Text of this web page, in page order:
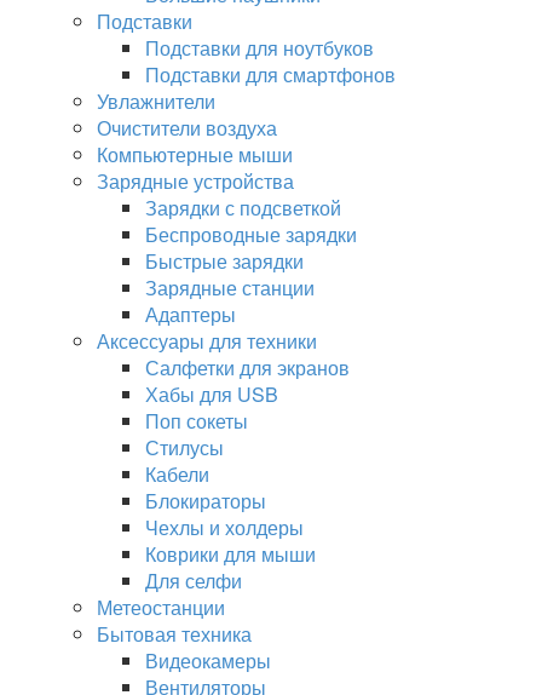
Подставки
Подставки для ноутбуков
Подставки для смартфонов
Увлажнители
Очистители воздуха
Компьютерные мыши
Зарядные устройства
Зарядки с подсветкой
Беспроводные зарядки
Быстрые зарядки
Зарядные станции
Адаптеры
Аксессуары для техники
Салфетки для экранов
Хабы для USB
Поп сокеты
Стилусы
Кабели
Блокираторы
Чехлы и холдеры
Коврики для мыши
Для селфи
Метеостанции
Бытовая техника
Видеокамеры
Вентиляторы